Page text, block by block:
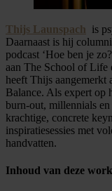
Thijs Launspach is
Daarnaast is hij
podcast ‘Hoe ben je
aan The School of Life
heeft Thijs
Balance. Als expert op
burn-out, millennials
krachtige, concrete
inspiratiesessies met
handvatten.
Inhoud van deze